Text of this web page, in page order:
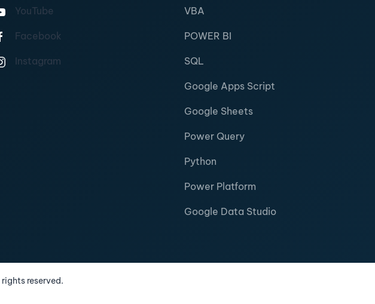
YouTube
Facebook
Instagram
VBA
POWER BI
SQL
Google Apps Script
Google Sheets
Power Query
Python
Power Platform
Google Data Studio
reserved.